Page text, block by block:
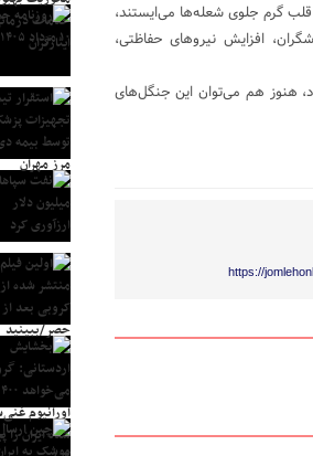
گرم جلوی شعله‌ها می‌ایستند،
افزایش نیروهای حفاظتی،
هنوز هم می‌توان این جنگل‌های
https://